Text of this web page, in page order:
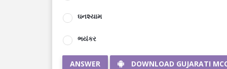
ઘનશ્યામ
ભયંકર
ANSWER DOWNLOAD GUJARATI